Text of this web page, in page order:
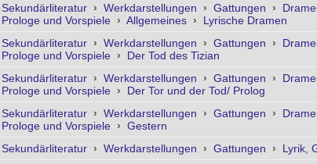
Sekundärliteratur › Werkdarstellungen › Gattungen ›
Prologe und Vorspiele › Allgemeines ›
Lyrische Dramen
Sekundärliteratur › Werkdarstellungen › Gattungen ›
Prologe und Vorspiele ›
Der Tod des Tizian
Sekundärliteratur › Werkdarstellungen › Gattungen ›
Prologe und Vorspiele ›
Der Tor und der Tod/ Prolog
Sekundärliteratur › Werkdarstellungen › Gattungen ›
Prologe und Vorspiele › Gestern
Sekundärliteratur › Werkdarstellungen › Gattungen › Lyrik,